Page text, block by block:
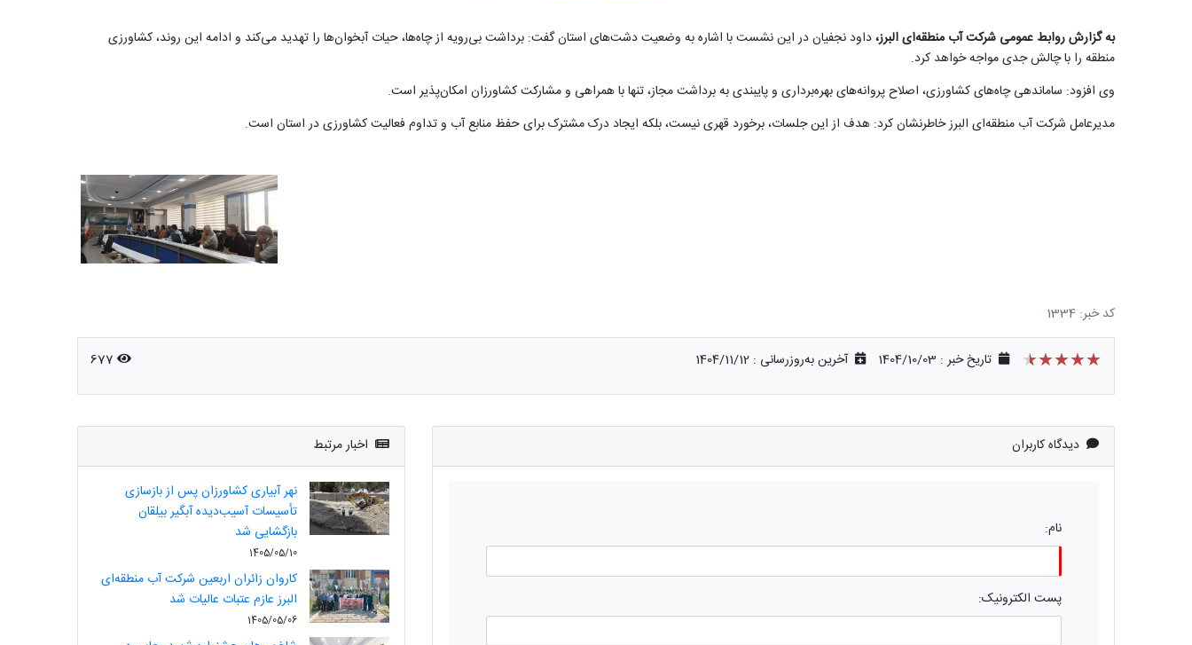
به گزارش روابط عمومی شرکت آب منطقه‌ای البرز،داود نجفیان در این نشست با اشاره به وضعیت دشت‌های استان گفت: برداشت بی‌رویه از چاه‌ها، حیات آبخوان‌ها را تهدید می‌کند و ادامه این روند، کشاورزی
منطقه را با چالش جدی مواجه خواهد کرد.
وی افزود: ساماندهی چاه‌های کشاورزی، اصلاح پروانه‌های بهره‌برداری و پایبندی به برداشت مجاز، تنها با همراهی و مشارکت کشاورزان امکان‌پذیر است.
مدیرعامل شرکت آب منطقه‌ای البرز خاطرنشان کرد: هدف از این جلسات، برخورد قهری نیست، بلکه ایجاد درک مشترک برای حفظ منابع آب و تداوم فعالیت کشاورزی در استان است.
کد خبر: 1334
★★★★★
★★★★★
★★★★★ تاریخ خبر : 1404/10/03 آخرین به‌روزرسانی : 1404/11/12
677
دیدگاه کاربران
نام:
پست الکترونیک:
اخبار مرتبط
نهر آبیاری کشاورزان پس از بازسازی
تأسیسات آسیب‌دیده آبگیر بیلقان
بازگشایی شد
1405/05/10
کاروان زائران اربعین شرکت آب منطقه‌ای
البرز عازم عتبات عالیات شد
1405/05/06